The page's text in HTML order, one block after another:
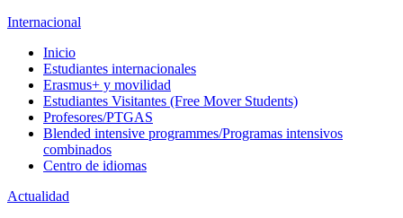
Internacional
Inicio
Estudiantes internacionales
Erasmus+ y movilidad
Estudiantes Visitantes (Free Mover Students)
Profesores/PTGAS
Blended intensive programmes/Programas intensivos
combinados
Centro de idiomas
Actualidad